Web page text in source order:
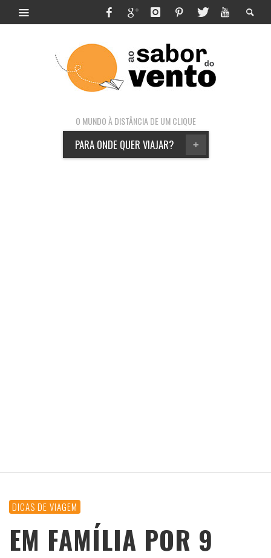
O MUNDO À DISTÂNCIA DE UM CLIQUE
+
PARA ONDE QUER VIAJAR?
DICAS DE VIAGEM
EM FAMÍLIA POR 9